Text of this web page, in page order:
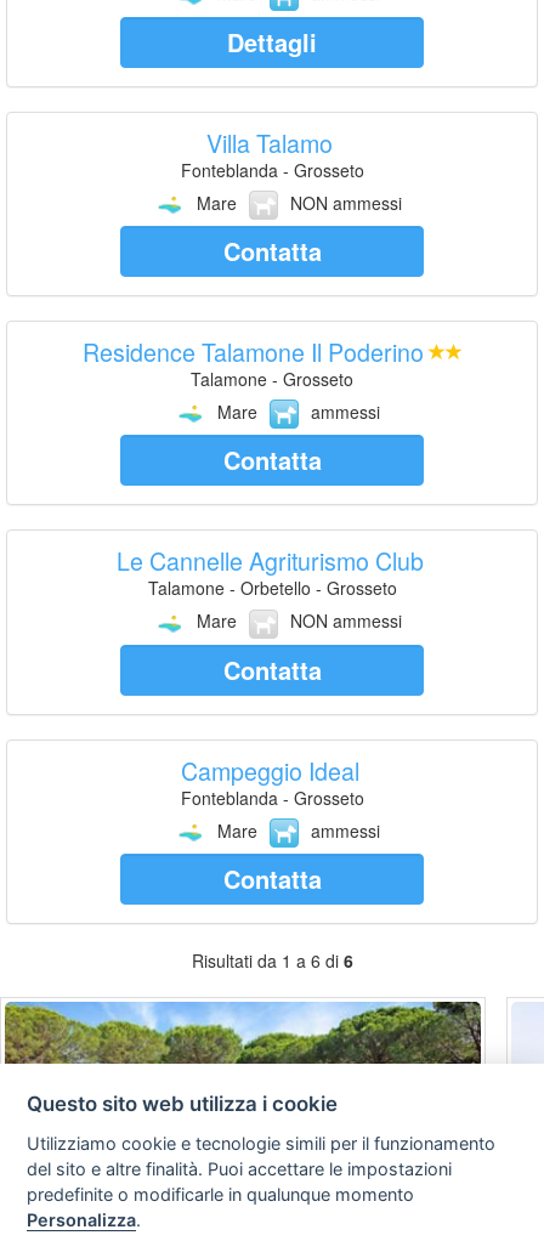
Dettagli
Villa Talamo
Fonteblanda - Grosseto
Mare
NON ammessi
Contatta
Residence Talamone Il Poderino
Talamone - Grosseto
Mare
ammessi
Contatta
Le Cannelle Agriturismo Club
Talamone - Orbetello - Grosseto
Mare
NON ammessi
Contatta
Campeggio Ideal
Fonteblanda - Grosseto
Mare
ammessi
Contatta
Risultati da 1 a 6 di 6
Questo sito web utilizza i cookie
Utilizziamo cookie e tecnologie simili per il funzionamento
del sito e altre finalità. Puoi accettare le impostazioni
predefinite o modificarle in qualunque momento
Personalizza.